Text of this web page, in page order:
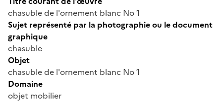
chasuble de l'ornement blanc No 1
Sujet représenté par la photographie ou le document
graphique
chasuble
Objet
chasuble de l'ornement blanc No 1
Domaine
objet mobilier